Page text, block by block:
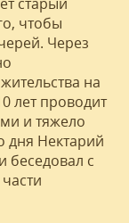
старый
чтобы
Через
на
лет проводит
и тяжело
дня Нектарий
беседовал с